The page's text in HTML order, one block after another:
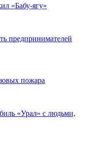
«Бабу-ягу»
предпринимателей
пожара
«Урал» с людьми,